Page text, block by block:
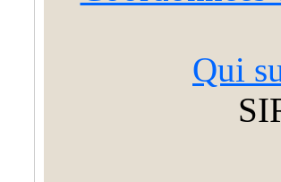
Qui